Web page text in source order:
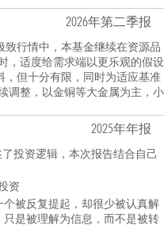
2026年第二季报
致行情中，本基金继续在资源品
，适度给需求端以更乐观的假设
，但十分有限，同时为适应基准
调整，以金铜等大金属为主，小
2025年年报
投资逻辑，本次报告结合自己
资
个被反复提起，却很少被认真解
只是被理解为信息，而不是被转